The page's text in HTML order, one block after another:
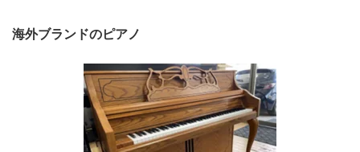
海外ブランドのピアノ